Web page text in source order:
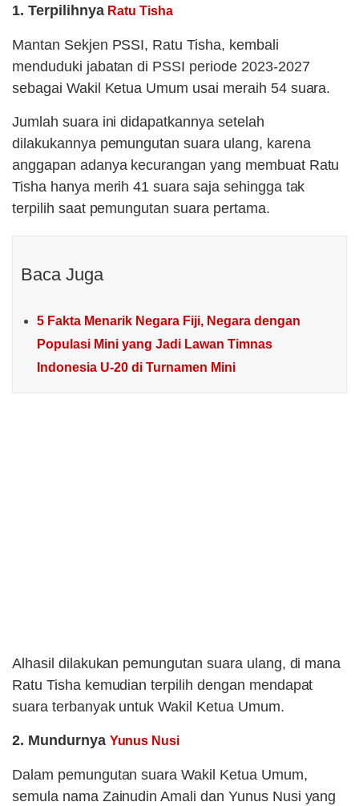
1. Terpilihnya Ratu Tisha
Mantan Sekjen PSSI, Ratu Tisha, kembali
menduduki jabatan di PSSI periode 2023-2027
sebagai Wakil Ketua Umum usai meraih 54 suara.
Jumlah suara ini didapatkannya setelah
dilakukannya pemungutan suara ulang, karena
anggapan adanya kecurangan yang membuat Ratu
Tisha hanya merih 41 suara saja sehingga tak
terpilih saat pemungutan suara pertama.
Baca Juga
5 Fakta Menarik Negara Fiji, Negara dengan
Populasi Mini yang Jadi Lawan Timnas
Indonesia U-20 di Turnamen Mini
Alhasil dilakukan pemungutan suara ulang, di mana
Ratu Tisha kemudian terpilih dengan mendapat
suara terbanyak untuk Wakil Ketua Umum.
2. Mundurnya Yunus Nusi
Dalam pemungutan suara Wakil Ketua Umum,
semula nama Zainudin Amali dan Yunus Nusi yang